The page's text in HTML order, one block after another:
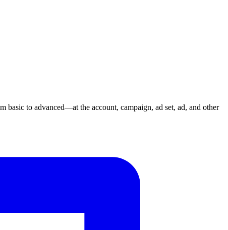
to advanced—at the account, campaign, ad set, ad, and other